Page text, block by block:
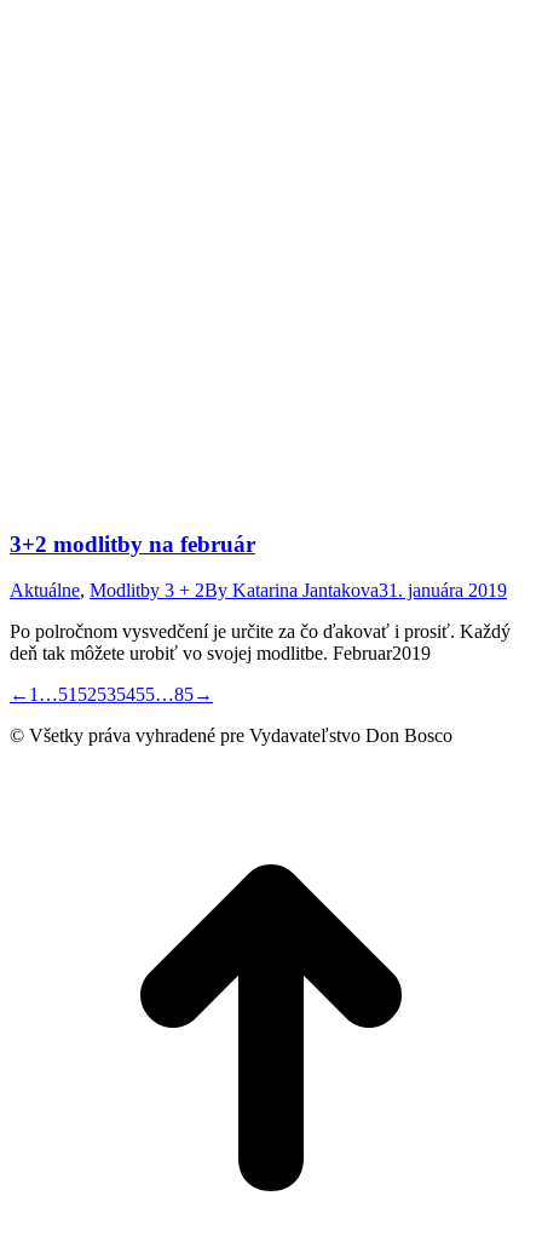
3+2 modlitby na február
Aktuálne, Modlitby 3 + 2By Katarina Jantakova31. januára 2019
Po polročnom vysvedčení je určite za čo ďakovať i prosiť. Každý
deň tak môžete urobiť vo svojej modlitbe. Februar2019
← 1 …51 52535455…85→
© Všetky práva vyhradené pre Vydavateľstvo Don Bosco